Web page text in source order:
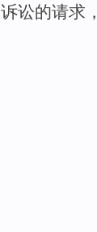
诉讼的请求